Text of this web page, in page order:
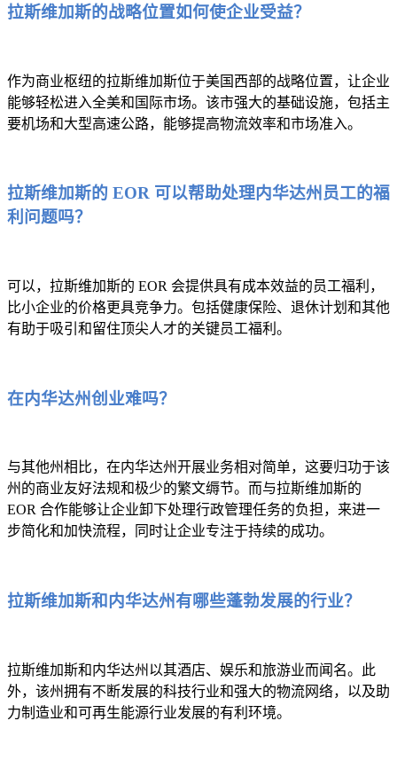
拉斯维加斯的战略位置如何使企业受益？
作为商业枢纽的拉斯维加斯位于美国西部的战略位置，让企业
能够轻松进入全美和国际市场。该市强大的基础设施，包括主
要机场和大型高速公路，能够提高物流效率和市场准入。
拉斯维加斯的 EOR 可以帮助处理内华达州员工的福
利问题吗？
可以，拉斯维加斯的 EOR 会提供具有成本效益的员工福利，
比小企业的价格更具竞争力。包括健康保险、退休计划和其他
有助于吸引和留住顶尖人才的关键员工福利。
在内华达州创业难吗？
与其他州相比，在内华达州开展业务相对简单，这要归功于该
州的商业友好法规和极少的繁文缛节。而与拉斯维加斯的
EOR 合作能够让企业卸下处理行政管理任务的负担，来进一
步简化和加快流程，同时让企业专注于持续的成功。
拉斯维加斯和内华达州有哪些蓬勃发展的行业？
拉斯维加斯和内华达州以其酒店、娱乐和旅游业而闻名。此
外，该州拥有不断发展的科技行业和强大的物流网络，以及助
力制造业和可再生能源行业发展的有利环境。